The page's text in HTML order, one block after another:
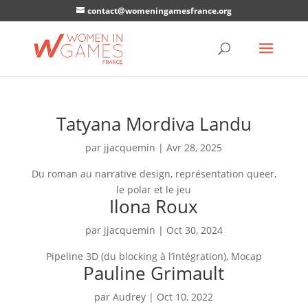
contact@womeningamesfrance.org
Tatyana Mordiva Landu
par jjacquemin |Avr 28, 2025
Du roman au narrative design, représentation queer,
le polar et le jeu
Ilona Roux
par jjacquemin | Oct 30, 2024
Pipeline 3D (du blocking à l’intégration), Mocap
Pauline Grimault
parAudrey | Oct 10, 2022